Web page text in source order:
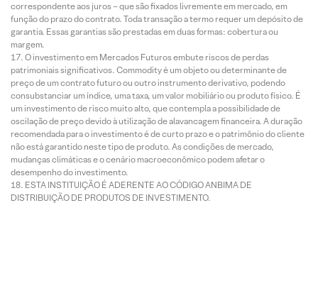
correspondente aos juros – que são fixados livremente em mercado, em
função do prazo do contrato. Toda transação a termo requer um depósito de
garantia. Essas garantias são prestadas em duas formas: cobertura ou
margem.
O investimento em Mercados Futuros embute riscos de perdas
patrimoniais significativos. Commodity é um objeto ou determinante de
preço de um contrato futuro ou outro instrumento derivativo, podendo
consubstanciar um índice, uma taxa, um valor mobiliário ou produto físico. É
um investimento de risco muito alto, que contempla a possibilidade de
oscilação de preço devido à utilização de alavancagem financeira. A duração
recomendada para o investimento é de curto prazo e o patrimônio do cliente
não está garantido neste tipo de produto. As condições de mercado,
mudanças climáticas e o cenário macroeconômico podem afetar o
desempenho do investimento.
ESTA INSTITUIÇÃO É ADERENTE AO CÓDIGO ANBIMA DE
DISTRIBUIÇÃO DE PRODUTOS DE INVESTIMENTO.